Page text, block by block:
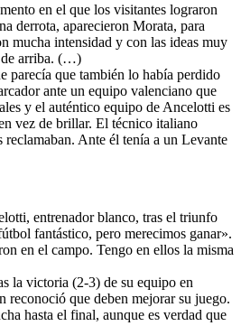
en el que los visitantes lograron
derrota, aparecieron Morata, para
mucha intensidad y con las ideas muy
de arriba. (…)
parecía que también lo había perdido
ante un equipo valenciano que
y el auténtico equipo de Ancelotti es
vez de brillar. El técnico italiano
Ante él tenía a un Levante
entrenador blanco, tras el triunfo
fantástico, pero merecimos ganar».
en el campo. Tengo en ellos la misma
la victoria (2-3) de su equipo en
reconoció que deben mejorar su juego.
hasta el final, aunque es verdad que